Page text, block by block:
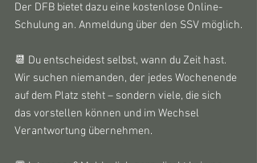
Der DFB bietet dazu eine kostenlose Online-
Schulung an. Anmeldung über den SSV möglich.
📆 Du entscheidest selbst, wann du Zeit hast.
Wir suchen niemanden, der jedes Wochenende
auf dem Platz steht – sondern viele, die sich
das vorstellen können und im Wechsel
Verantwortung übernehmen.